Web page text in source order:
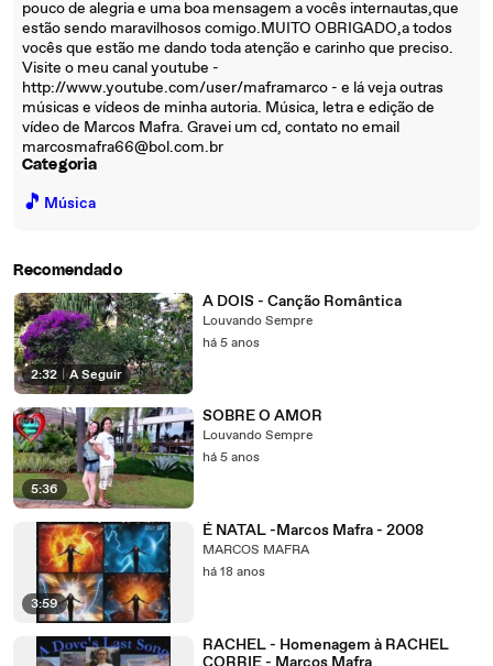
pouco de alegria e uma boa mensagem a vocês internautas,que
estão sendo maravilhosos comigo.MUITO OBRIGADO,a todos
vocês que estão me dando toda atenção e carinho que preciso.
Visite o meu canal youtube -
http://www.youtube.com/user/maframarco - e lá veja outras
músicas e vídeos de minha autoria. Música, letra e edição de
vídeo de Marcos Mafra. Gravei um cd, contato no email
marcosmafra66@bol.com.br
Categoria
🎵 Música
Recomendado
2:32 | A Seguir
A DOIS - Canção Romântica
Louvando Sempre
há 5 anos
5:36
SOBRE O AMOR
Louvando Sempre
há 5 anos
3:59
É NATAL -Marcos Mafra - 2008
MARCOS MAFRA
há 18 anos
RACHEL - Homenagem à RACHEL